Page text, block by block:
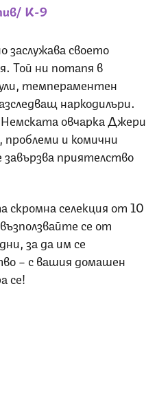
K-9
заслужава своето
Той ни потапя в
темпераментен
наркодилъри.
овчарка Джери
и комични
приятелство
селекция от 10
се от
за да им се
– с вашия домашен
се!